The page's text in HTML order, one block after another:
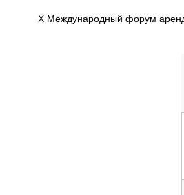
ПОДЪЁМНАЯ
ПАССАЖИРСКИЙ
X Международный форум